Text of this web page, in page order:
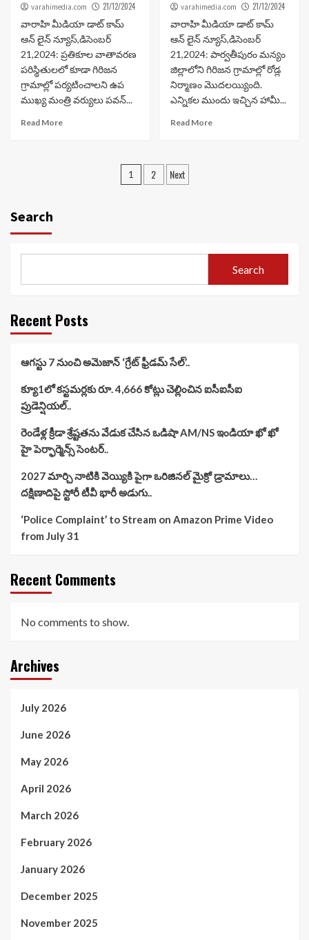
varahimedia.com 21/12/2024
వారాహి మీడియా డాట్ కామ్
ఆన్ లైన్ న్యూస్,డిసెంబర్
21,2024: ప్రతికూల వాతావరణ
పరిస్థితులలో కూడా గిరిజన
గ్రామాల్లో పర్యటించాలని ఉప
ముఖ్య మంత్రి వర్యులు పవన్...
Read More
varahimedia.com 21/12/2024
వారాహి మీడియా డాట్ కామ్
ఆన్ లైన్ న్యూస్,డిసెంబర్
21,2024: పార్వతీపురం మన్యం
జిల్లాలోని గిరిజన గ్రామాల్లో రోడ్ల
నిర్మాణం మొదలయ్యింది.
ఎన్నికల ముందు ఇచ్చిన హామీ...
Read More
Posts
1 2 Next
Search
Search
Recent Posts
ఆగస్టు 7 నుంచి అమెజాన్ ‘గ్రేట్ ఫ్రీడమ్ సేల్’..
క్యూ1లో కస్టమర్లకు రూ. 4,666 కోట్లు చెల్లించిన ఐసీఐసీఐ
ప్రుడెన్షియల్..
రెండేళ్ల క్రీడా శ్రేష్టతను వేడుక చేసిన ఒడిషా AM/NS ఇండియా ఖో ఖో
హై పెర్ఫార్మెన్స్ సెంటర్..
2027 మార్చి నాటికి వెయ్యికి పైగా ఒరిజినల్ మైక్రో డ్రామాలు…
దక్షిణాదిపై స్టోరీ టీవీ భారీ అడుగు..
‘Police Complaint’ to Stream on Amazon Prime Video
from July 31
Recent Comments
No comments to show.
Archives
July 2026
June 2026
May 2026
April 2026
March 2026
February 2026
January 2026
December 2025
November 2025